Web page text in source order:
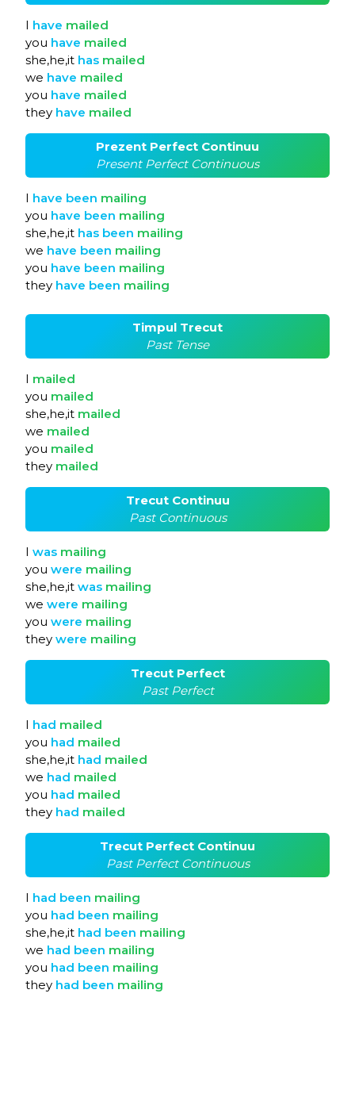
I have mailed
you have mailed
she,he,it has mailed
we have mailed
you have mailed
they have mailed
Prezent Perfect Continuu
Present Perfect Continuous
I have been mailing
you have been mailing
she,he,it has been mailing
we have been mailing
you have been mailing
they have been mailing
Timpul Trecut
Past Tense
I mailed
you mailed
she,he,it mailed
we mailed
you mailed
they mailed
Trecut Continuu
Past Continuous
I was mailing
you were mailing
she,he,it was mailing
we were mailing
you were mailing
they were mailing
Trecut Perfect
Past Perfect
I had mailed
you had mailed
she,he,it had mailed
we had mailed
you had mailed
they had mailed
Trecut Perfect Continuu
Past Perfect Continuous
I had been mailing
you had been mailing
she,he,it had been mailing
we had been mailing
you had been mailing
they had been mailing